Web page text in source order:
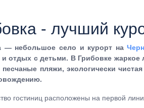
- лучший
— небольшое село и курорт на
отдых с детьми. В Грибовке жаркое
пляжи, экологически
гостиниц расположены на первой